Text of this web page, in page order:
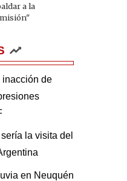
a la
inacción de
la visita del
en Neuquén